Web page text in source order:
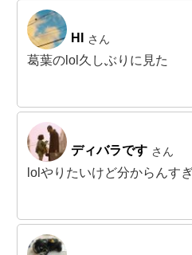
HI さん
葛葉のlol久しぶりに見た
ディバラです さん
lolやりたいけど分からんす